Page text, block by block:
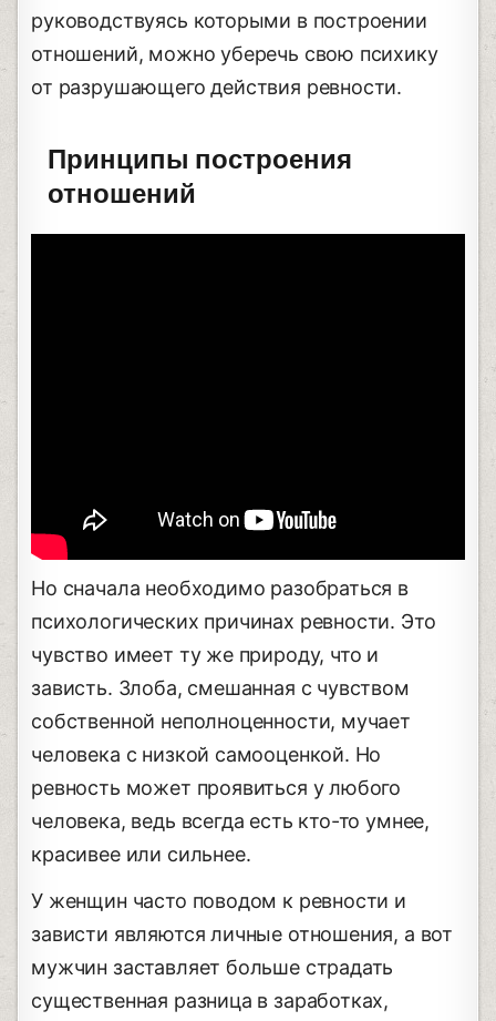
руководствуясь которыми в построении
отношений, можно уберечь свою психику
от разрушающего действия ревности.
Принципы построения
отношений
Но сначала необходимо разобраться в
психологических причинах ревности. Это
чувство имеет ту же природу, что и
зависть. Злоба, смешанная с чувством
собственной неполноценности, мучает
человека с низкой самооценкой. Но
ревность может проявиться у любого
человека, ведь всегда есть кто-то умнее,
красивее или сильнее.
У женщин часто поводом к ревности и
зависти являются личные отношения, а вот
мужчин заставляет больше страдать
существенная разница в заработках,